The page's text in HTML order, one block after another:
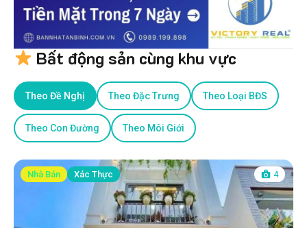
Bất động sản cùng khu vực
Theo Đề Nghị Theo Đặc Trưng Theo Loại BĐS
Theo Con Đường Theo Môi Giới
Nhà Bán Xác Thực 4